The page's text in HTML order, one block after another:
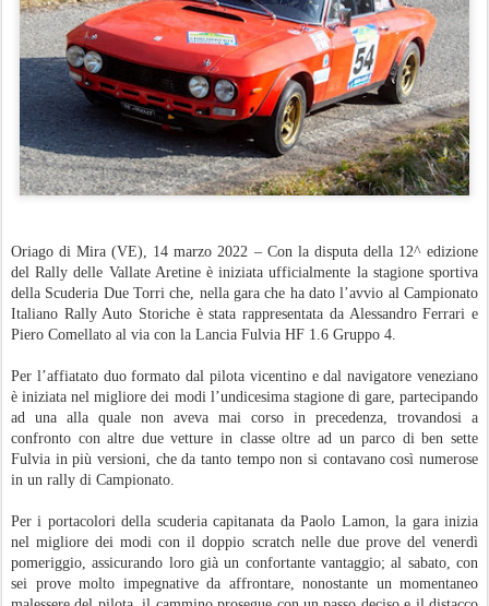
Oriago di Mira (VE), 14 marzo 2022 – Con la disputa della 12^ edizione
del Rally delle Vallate Aretine è iniziata ufficialmente la stagione sportiva
della Scuderia Due Torri che, nella gara che ha dato l’avvio al Campionato
Italiano Rally Auto Storiche è stata rappresentata da Alessandro Ferrari e
Piero Comellato al via con la Lancia Fulvia HF 1.6 Gruppo 4.
Per l’affiatato duo formato dal pilota vicentino e dal navigatore veneziano
è iniziata nel migliore dei modi l’undicesima stagione di gare, partecipando
ad una alla quale non aveva mai corso in precedenza, trovandosi a
confronto con altre due vetture in classe oltre ad un parco di ben sette
Fulvia in più versioni, che da tanto tempo non si contavano così numerose
in un rally di Campionato.
Per i portacolori della scuderia capitanata da Paolo Lamon, la gara inizia
nel migliore dei modi con il doppio scratch nelle due prove del venerdì
pomeriggio, assicurando loro già un confortante vantaggio; al sabato, con
sei prove molto impegnative da affrontare, nonostante un momentaneo